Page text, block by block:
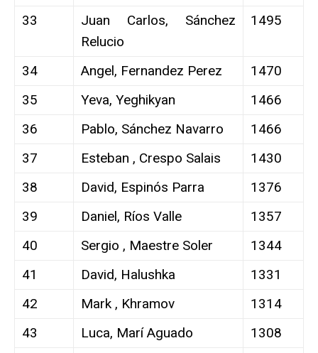
33
Juan Carlos, Sánchez
Relucio
1495
34 Angel, Fernandez Perez
1470
35
Yeva, Yeghikyan
1466
36
Pablo, Sánchez Navarro
1466
37
Esteban , Crespo Salais
1430
38
David, Espinós Parra
1376
39
Daniel, Ríos Valle
1357
40
Sergio , Maestre Soler
1344
41
David, Halushka
1331
42
Mark , Khramov
1314
43
Luca, Marí Aguado
1308